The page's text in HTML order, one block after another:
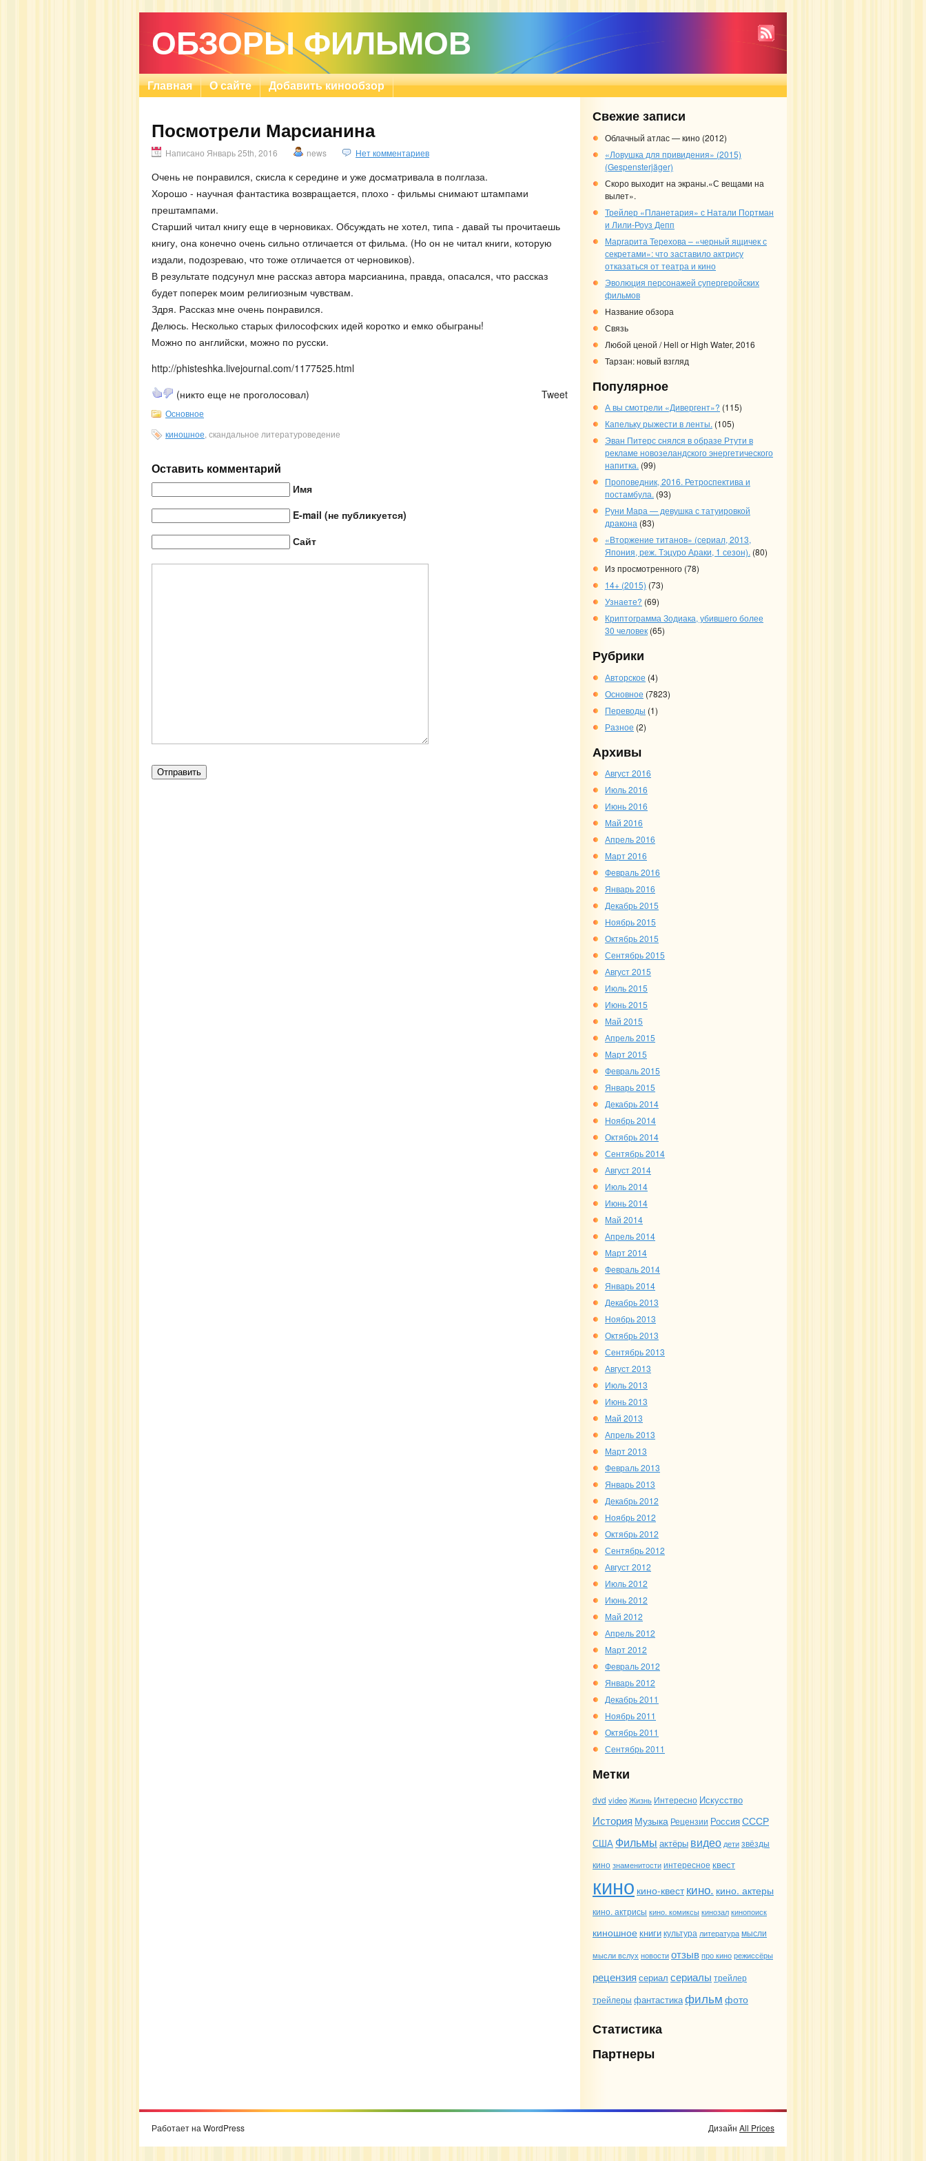
ОБЗОРЫ ФИЛЬМОВ
Главная О сайте Добавить кинообзор
Посмотрели Марсианина
Написано Январь 25th, 2016 news Нет комментариев
Очень не понравился, скисла к середине и уже досматривала в полглаза.
Хорошо - научная фантастика возвращается, плохо - фильмы снимают штампами
прештампами.
Старший читал книгу еще в черновиках. Обсуждать не хотел, типа - давай ты прочитаешь
книгу, она конечно очень сильно отличается от фильма. (Но он не читал книги, которую
издали, подозреваю, что тоже отличается от черновиков).
В результате подсунул мне рассказ автора марсианина, правда, опасался, что рассказ
будет поперек моим религиозным чувствам.
Здря. Рассказ мне очень понравился.
Делюсь. Несколько старых философских идей коротко и емко обыграны!
Можно по английски, можно по русски.
http://phisteshka.livejournal.com/1177525.html
Tweet
(никто еще не проголосовал)
Основное
киношное , скандальное литературоведение
Оставить комментарий
Имя
E-mail (не публикуется)
Сайт
Свежие записи
Облачный атлас — кино (2012)
«Ловушка для привидения» (2015)
(Gespensterjäger)
Скоро выходит на экраны.«С вещами на
вылет».
Трейлер «Планетария» с Натали Портман
и Лили-Роуз Депп
Маргарита Терехова – «черный ящичек с
секретами»: что заставило актрису
отказаться от театра и кино
Эволюция персонажей супергеройских
фильмов
Название обзора
Связь
Любой ценой / Hell or High Water, 2016
Тарзан: новый взгляд
Популярное
А вы смотрели «Дивергент»? (115)
Капельку рыжести в ленты. (105)
Эван Питерс снялся в образе Ртути в
рекламе новозеландского энергетического
напитка. (99)
Проповедник, 2016. Ретроспектива и
постамбула. (93)
Руни Мара — девушка с татуировкой
дракона (83)
«Вторжение титанов» (сериал, 2013,
Япония, реж. Тэцуро Араки, 1 сезон). (80)
Из просмотренного (78)
14+ (2015) (73)
Узнаете? (69)
Криптограмма Зодиака, убившего более
30 человек (65)
Рубрики
Авторское (4)
Основное (7823)
Переводы (1)
Разное (2)
Архивы
Август 2016
Июль 2016
Июнь 2016
Май 2016
Апрель 2016
Март 2016
Февраль 2016
Январь 2016
Декабрь 2015
Ноябрь 2015
Октябрь 2015
Сентябрь 2015
Август 2015
Июль 2015
Июнь 2015
Май 2015
Апрель 2015
Март 2015
Февраль 2015
Январь 2015
Декабрь 2014
Ноябрь 2014
Октябрь 2014
Сентябрь 2014
Август 2014
Июль 2014
Июнь 2014
Май 2014
Апрель 2014
Март 2014
Февраль 2014
Январь 2014
Декабрь 2013
Ноябрь 2013
Октябрь 2013
Сентябрь 2013
Август 2013
Июль 2013
Июнь 2013
Май 2013
Апрель 2013
Март 2013
Февраль 2013
Январь 2013
Декабрь 2012
Ноябрь 2012
Октябрь 2012
Сентябрь 2012
Август 2012
Июль 2012
Июнь 2012
Май 2012
Апрель 2012
Март 2012
Февраль 2012
Январь 2012
Декабрь 2011
Ноябрь 2011
Октябрь 2011
Сентябрь 2011
Метки
dvd videoЖизнь Интересно Искусство
История Музыка Рецензии РоссияСССР
США Фильмы актёры видео дети звёзды
кинознаменитостиинтересное квест
кино кино-квест кино. кино. актеры
кино. актрисы кино. комиксыкинозалкинопоиск
киношноекнигикультура литература мысли
мысли вслух новостиотзыв про кино режиссёры
рецензия сериал сериалы трейлер
трейлеры фантастикафильм фото
Статистика
Партнеры
Работает на WordPress Дизайн All Prices